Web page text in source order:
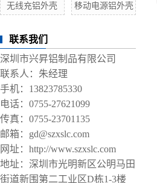
无线充铝外壳 移动电源铝外壳
联系我们
深圳市兴昇铝制品有限公司
联系人：朱经理
手机：13823785330
电话：0755-27621099
传真：0755-23701135
邮箱：gd@szxslc.com
网址：http://www.szxslc.com
地址：深圳市光明新区公明马田
街道新围第二工业区D栋1-3楼